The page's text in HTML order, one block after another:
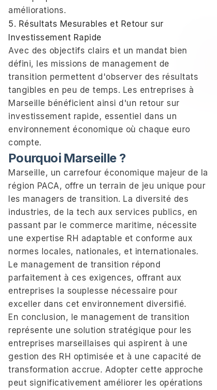
améliorations.
5. Résultats Mesurables et Retour sur
Investissement Rapide
Avec des objectifs clairs et un mandat bien
défini, les missions de management de
transition permettent d'observer des résultats
tangibles en peu de temps. Les entreprises à
Marseille bénéficient ainsi d'un retour sur
investissement rapide, essentiel dans un
environnement économique où chaque euro
compte.
Pourquoi Marseille ?
Marseille, un carrefour économique majeur de la
région PACA, offre un terrain de jeu unique pour
les managers de transition. La diversité des
industries, de la tech aux services publics, en
passant par le commerce maritime, nécessite
une expertise RH adaptable et conforme aux
normes locales, nationales, et internationales.
Le management de transition répond
parfaitement à ces exigences, offrant aux
entreprises la souplesse nécessaire pour
exceller dans cet environnement diversifié.
En conclusion, le management de transition
représente une solution stratégique pour les
entreprises marseillaises qui aspirent à une
gestion des RH optimisée et à une capacité de
transformation accrue. Adopter cette approche
peut significativement améliorer les opérations